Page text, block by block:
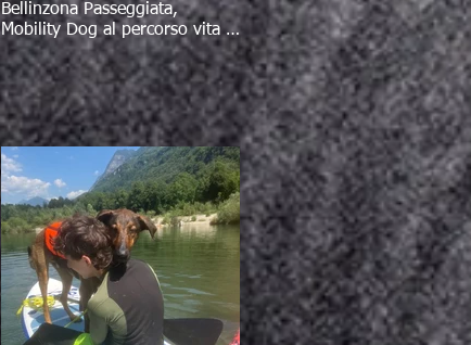
Bellinzona Passeggiata,
Mobility Dog al percorso vita e
bagno al fiume